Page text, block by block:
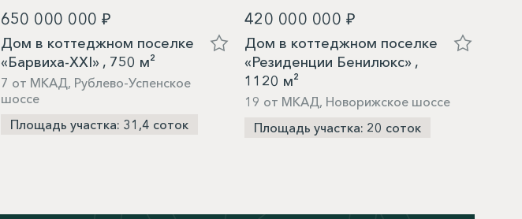
650 000 000 ₽
Дом в коттеджном поселке
«Барвиха-XXI» , 750 м²
7 от МКАД, Рублево-Успенское
шоссе
Площадь участка: 31,4 соток
420 000 000 ₽
Дом в коттеджном поселке
«Резиденции Бенилюкс» ,
1120 м²
19 от МКАД, Новорижское шоссе
Площадь участка: 20 соток